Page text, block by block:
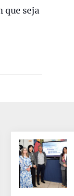
que seja